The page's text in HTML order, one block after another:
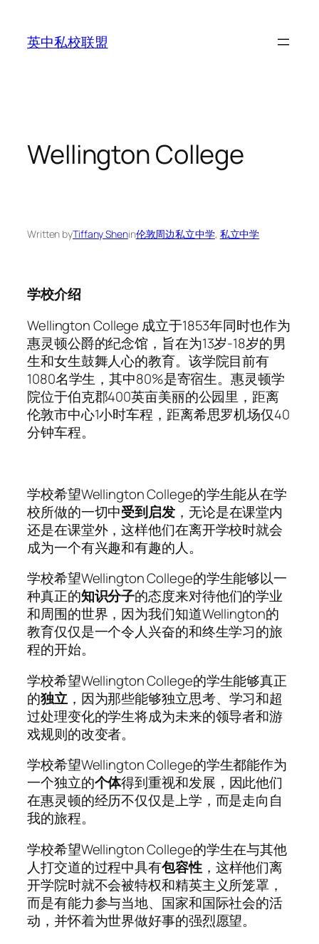
content
英中私校联盟
Wellington College
Written byTiffany Shenin伦敦周边私立中学, 私立中学
学校介绍
Wellington College 成立于1853年同时也作为
惠灵顿公爵的纪念馆，旨在为13岁-18岁的男
生和女生鼓舞人心的教育。该学院目前有
1080名学生，其中80%是寄宿生。惠灵顿学
院位于伯克郡400英亩美丽的公园里，距离
伦敦市中心1小时车程，距离希思罗机场仅40
分钟车程。
学校希望Wellington College的学生能从在学
校所做的一切中受到启发，无论是在课堂内
还是在课堂外，这样他们在离开学校时就会
成为一个有兴趣和有趣的人。
学校希望Wellington College的学生能够以一
种真正的知识分子的态度来对待他们的学业
和周围的世界，因为我们知道Wellington的
教育仅仅是一个令人兴奋的和终生学习的旅
程的开始。
学校希望Wellington College的学生能够真正
的独立，因为那些能够独立思考、学习和超
过处理变化的学生将成为未来的领导者和游
戏规则的改变者。
学校希望Wellington College的学生都能作为
一个独立的个体得到重视和发展，因此他们
在惠灵顿的经历不仅仅是上学，而是走向自
我的旅程。
学校希望Wellington College的学生在与其他
人打交道的过程中具有包容性，这样他们离
开学院时就不会被特权和精英主义所笼罩，
而是有能力参与当地、国家和国际社会的活
动，并怀着为世界做好事的强烈愿望。